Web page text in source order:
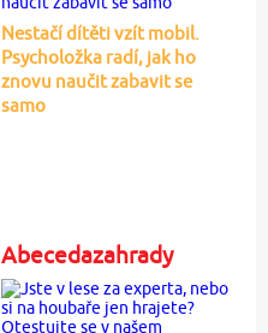
Nestačí dítěti vzít mobil.
Psycholožka radí, jak ho
znovu naučit zabavit se
samo
Abecedazahrady